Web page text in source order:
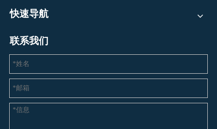
快速导航
联系我们